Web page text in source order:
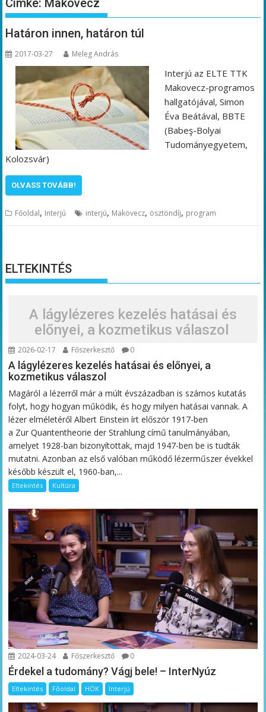
Címke: Makovecz
Határon innen, határon túl
2017-03-27 Meleg András
Interjú az ELTE TTK
Makovecz-programos
hallgatójával, Simon
Éva Beátával, BBTE
(Babeş-Bolyai
Tudományegyetem,
Kolozsvár)
OLVASS TOVÁBB!
Főoldal, Interjú interjú, Makovecz, ösztöndíj, program
ELTEKINTÉS
A lágylézeres kezelés hatásai és
előnyei, a kozmetikus válaszol
2026-02-17 Főszerkesztő 0
A lágylézeres kezelés hatásai és előnyei, a
kozmetikus válaszol
Magáról a lézerről már a múlt évszázadban is számos kutatás
folyt, hogy hogyan működik, és hogy milyen hatásai vannak. A
lézer elméletéről Albert Einstein írt először 1917-ben
a Zur Quantentheorie der Strahlung című tanulmányában,
amelyet 1928-ban bizonyítottak, majd 1947-ben be is tudták
mutatni. Azonban az első valóban működő lézerműszer évekkel
később készült el, 1960-ban,...
Eltekintés Kultúra
2024-03-24 Főszerkesztő 0
Érdekel a tudomány? Vágj bele! – InterNyúz
Eltekintés Főoldal HÖK Interjú